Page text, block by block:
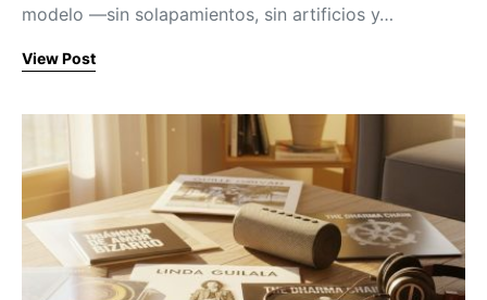
modelo —sin solapamientos, sin artificios y…
View Post